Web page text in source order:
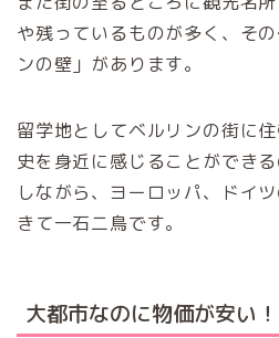
や残っているものが多く、そ
ンの壁」があります。
留学地としてベルリンの街に
史を身近に感じることができ
しながら、ヨーロッパ、ドイ
きて一石二鳥です。
大都市なのに物価が安い！